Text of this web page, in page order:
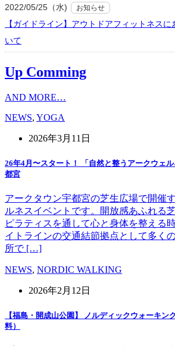
2022/05/25（水) お知らせ
【ガイドライン】アウトドアフィットネス
いて
Up Comming
AND MORE…
NEWS, YOGA
2026年3月11日
26年4月〜スタート！ 「自然と整うアークウェ
都宮
アークタウン宇都宮の芝生広場で開催
ルネスイベントです。開放感あふれる
ピラティスを通して心と身体を整える
イトラインの交通結節拠点として多く
所で […]
NEWS, NORDIC WALKING
2026年2月12日
【福島・開成山公園】 ノルディックウォーキン
料）